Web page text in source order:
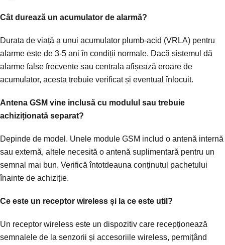
Cât durează un acumulator de alarmă?
Durata de viață a unui acumulator plumb-acid (VRLA) pentru
alarme este de 3-5 ani în condiții normale. Dacă sistemul dă
alarme false frecvente sau centrala afișează eroare de
acumulator, acesta trebuie verificat și eventual înlocuit.
Antena GSM vine inclusă cu modulul sau trebuie
achiziționată separat?
Depinde de model. Unele module GSM includ o antenă internă
sau externă, altele necesită o antenă suplimentară pentru un
semnal mai bun. Verifică întotdeauna conținutul pachetului
înainte de achiziție.
Ce este un receptor wireless și la ce este util?
Un receptor wireless este un dispozitiv care recepționează
semnalele de la senzorii și accesoriile wireless, permițând